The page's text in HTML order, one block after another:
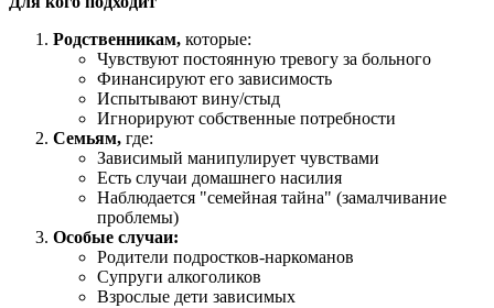
Родственникам, которые:
Чувствуют постоянную тревогу за больного
Финансируют его зависимость
Испытывают вину/стыд
Игнорируют собственные потребности
Семьям, где:
Зависимый манипулирует чувствами
Есть случаи домашнего насилия
Наблюдается "семейная тайна" (замалчивание
проблемы)
Особые случаи:
Родители подростков-наркоманов
Супруги алкоголиков
Взрослые дети зависимых